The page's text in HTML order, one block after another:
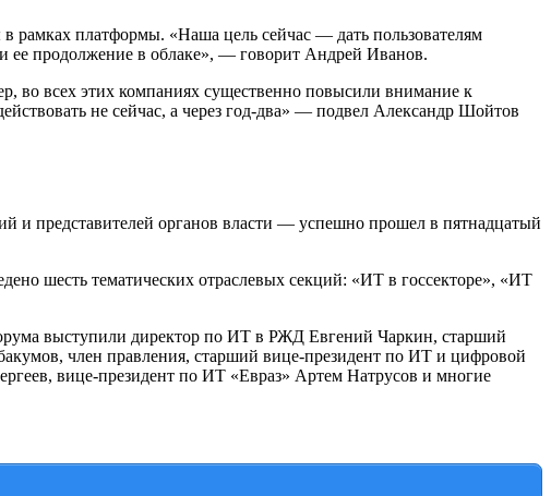
рамках платформы. «Наша цель сейчас — дать пользователям
ее продолжение в облаке», — говорит Андрей Иванов.
во всех этих компаниях существенно повысили внимание к
не сейчас, а через год-два» — подвел Александр Шойтов
и представителей органов власти — успешно прошел в пятнадцатый
шесть тематических отраслевых секций: «ИТ в госсекторе», «ИТ
выступили директор по ИТ в РЖД Евгений Чаркин, старший
член правления, старший вице-президент по ИТ и цифровой
вице-президент по ИТ «Евраз» Артем Натрусов и многие